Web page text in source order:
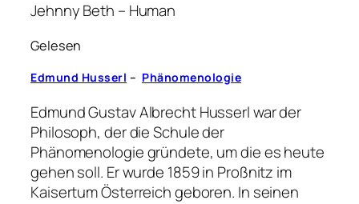
Jehnny Beth – Human
Gelesen
Edmund Husserl – Phänomenologie
Edmund Gustav Albrecht Husserl war der
Philosoph, der die Schule der
Phänomenologie gründete, um die es heute
gehen soll. Er wurde 1859 in Proßnitz im
Kaisertum Österreich geboren. In seinen